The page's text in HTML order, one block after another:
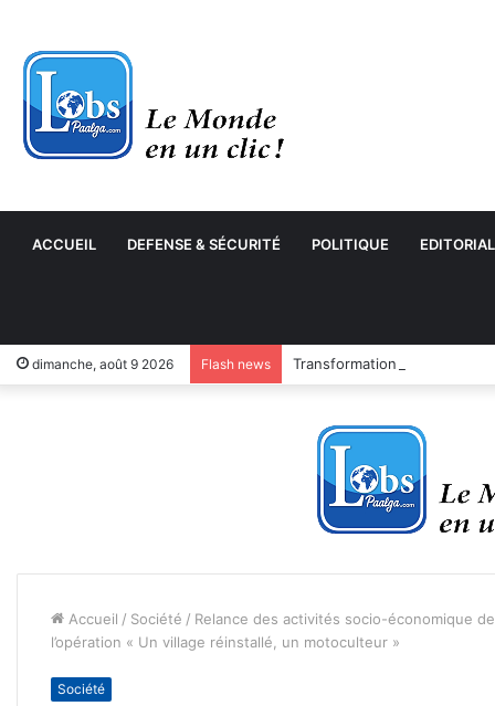
ACCUEIL DEFENSE & SÉCURITÉ POLITIQUE EDITORIAL
dimanche, août 9 2026 Flash news Transformation numérique :
Accueil / Société / Relance des activités socio-économique
l’opération « Un village réinstallé, un motoculteur »
Société